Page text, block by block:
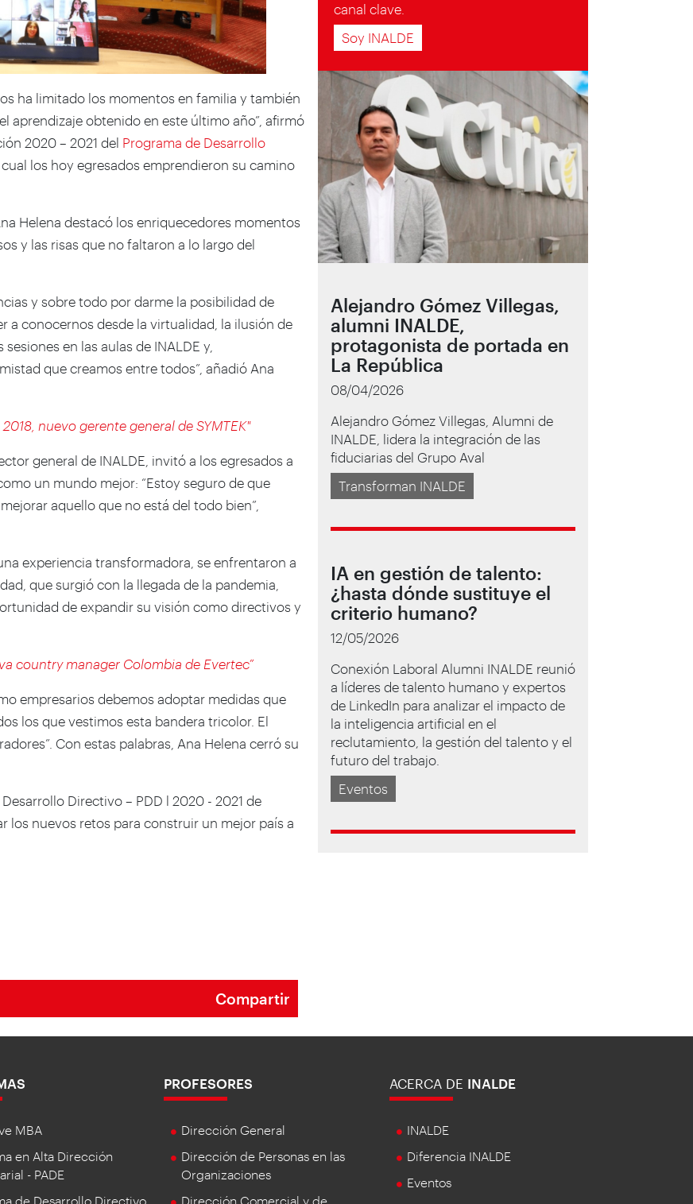
ha limitado los momentos en familia y también
aprendizaje obtenido en este último año”, afirmó
2020 – 2021 del Programa de Desarrollo
los hoy egresados emprendieron su camino
Helena destacó los enriquecedores momentos
y las risas que no faltaron a lo largo del
y sobre todo por darme la posibilidad de
a conocernos desde la virtualidad, la ilusión de
en las aulas de INALDE y,
que creamos entre todos”, añadió Ana
nuevo gerente general de SYMTEK"
general de INALDE, invitó a los egresados a
un mundo mejor: “Estoy seguro de que
aquello que no está del todo bien”,
experiencia transformadora, se enfrentaron a
que surgió con la llegada de la pandemia,
de expandir su visión como directivos y
country manager Colombia de Evertec”
empresarios debemos adoptar medidas que
los que vestimos esta bandera tricolor. El
Con estas palabras, Ana Helena cerró su
Directivo – PDD l 2020 - 2021 de
los nuevos retos para construir un mejor país a
Compartir
canal clave.
Soy INALDE
Alejandro Gómez Villegas,
alumni INALDE,
protagonista de portada en
La República
08/04/2026
Alejandro Gómez Villegas, Alumni de
INALDE, lidera la integración de las
fiduciarias del Grupo Aval
Transforman INALDE
IA en gestión de talento:
¿hasta dónde sustituye el
criterio humano?
12/05/2026
Conexión Laboral Alumni INALDE reunió
a líderes de talento humano y expertos
de LinkedIn para analizar el impacto de
la inteligencia artificial en el
reclutamiento, la gestión del talento y el
futuro del trabajo.
Eventos
MBA
en Alta Dirección
- PADE
de Desarrollo Directivo
PROFESORES
Dirección General
Dirección de Personas en las
Organizaciones
Dirección Comercial y de
ACERCA DE INALDE
INALDE
Diferencia INALDE
Eventos